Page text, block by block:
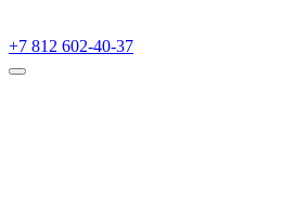
+7 812 602-40-37